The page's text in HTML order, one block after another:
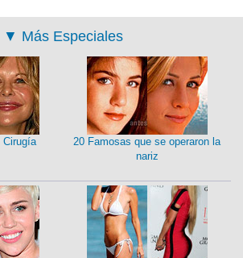
▼ Más Especiales
Cirugía
20 Famosas que se operaron la
nariz